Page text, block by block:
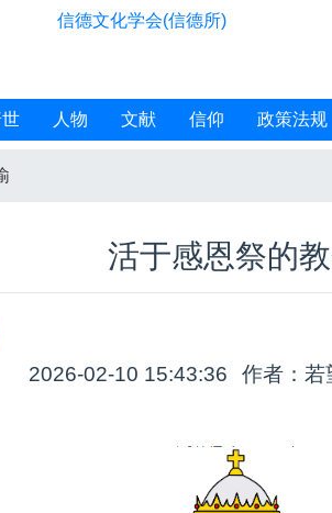
信德文化学会(信德所)
人物 文献 信仰 政策法规
活于感恩祭的
2026-02-10 15:43:36 作者：若